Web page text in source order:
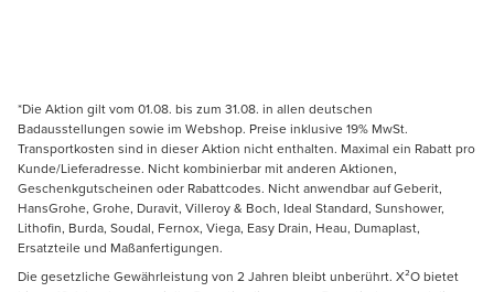
*Die Aktion gilt vom 01.08. bis zum 31.08. in allen deutschen
Badausstellungen sowie im Webshop. Preise inklusive 19% MwSt.
Transportkosten sind in dieser Aktion nicht enthalten. Maximal ein Rabatt pro
Kunde/Lieferadresse. Nicht kombinierbar mit anderen Aktionen,
Geschenkgutscheinen oder Rabattcodes. Nicht anwendbar auf Geberit,
HansGrohe, Grohe, Duravit, Villeroy & Boch, Ideal Standard, Sunshower,
Lithofin, Burda, Soudal, Fernox, Viega, Easy Drain, Heau, Dumaplast,
Ersatzteile und Maßanfertigungen.
Die gesetzliche Gewährleistung von 2 Jahren bleibt unberührt. X²O bietet